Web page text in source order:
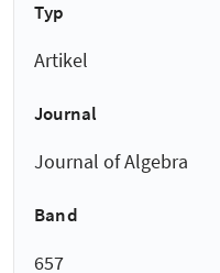
Typ
Artikel
Journal
Journal of Algebra
Band
657